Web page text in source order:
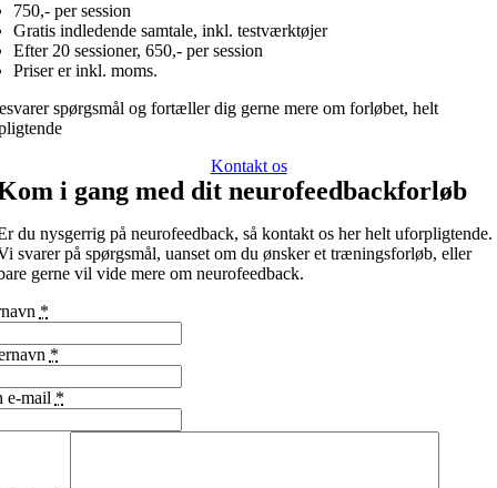
750,- per session
Gratis indledende samtale, inkl. testværktøjer
Efter 20 sessioner, 650,- per session
Priser er inkl. moms.
spørgsmål og fortæller dig gerne mere om forløbet, helt
Kontakt os
i gang med dit neurofeedbackforløb
du nysgerrig på neurofeedback, så kontakt os her helt uforpligtende.
svarer på spørgsmål, uanset om du ønsker et træningsforløb, eller
gerne vil vide mere om neurofeedback.
*
*
e-mail *